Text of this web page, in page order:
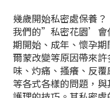
幾歲開始私密處保養？
我們的”私密花園’會
期開始、成年、懷孕
爾蒙改變等原因帶來
味、灼痛、搔癢、反
等各式各樣的問題，